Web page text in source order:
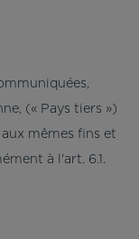
(« Pays tiers »)
mêmes fins et
à l'art. 6.1.